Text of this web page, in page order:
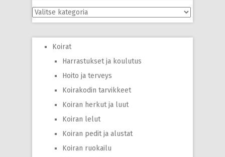
Kategoriat
Koirat
Harrastukset ja koulutus
Hoito ja terveys
Koirakodin tarvikkeet
Koiran herkut ja luut
Koiran lelut
Koiran pedit ja alustat
Koiran ruokailu